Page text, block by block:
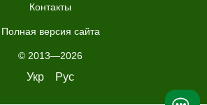
Контакты
Полная версия сайта
© 2013—2026
Укр Рус